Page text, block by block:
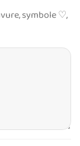
symbole ♡,